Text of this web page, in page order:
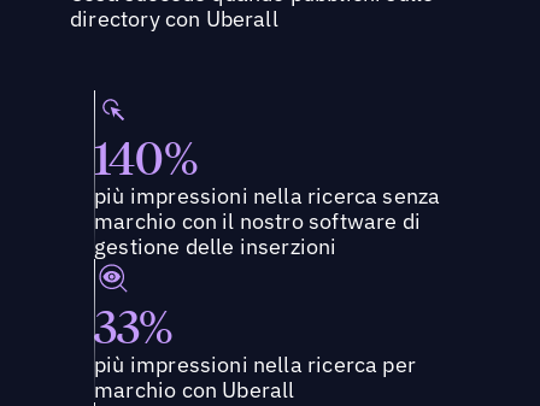
directory con Uberall
140%
più impressioni nella ricerca senza
marchio con il nostro software di
gestione delle inserzioni
33%
più impressioni nella ricerca per
marchio con Uberall